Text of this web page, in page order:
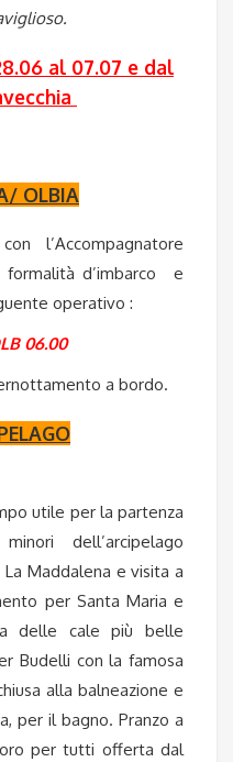
al 07.07 e dal
OLBIA
l’Accompagnatore
d’imbarco e
operativo :
06.00
a bordo.
utile per la partenza
dell’arcipelago
Maddalena e visita a
per Santa Maria e
delle cale più belle
Budelli con la famosa
alla balneazione e
per il bagno. Pranzo a
per tutti offerta dal